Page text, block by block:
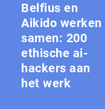
Belfius en
Aikido werken
samen: 200
ethische ai-
hackers aan
het werk